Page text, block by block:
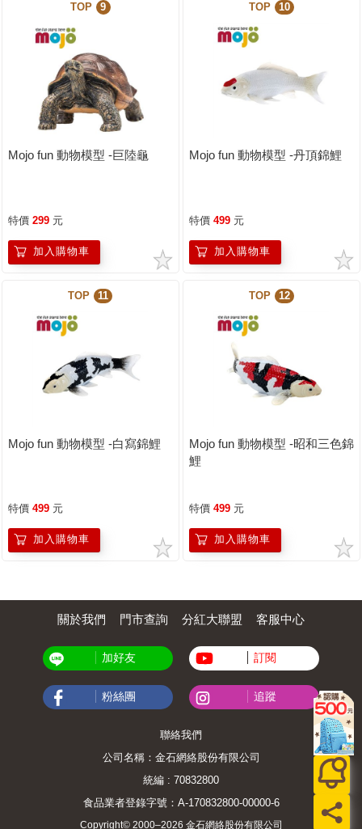
TOP 9
Mojo fun 動物模型 -巨陸龜
特價 299 元
加入購物車
TOP 10
Mojo fun 動物模型 -丹頂錦鯉
特價 499 元
加入購物車
TOP 11
Mojo fun 動物模型 -白寫錦鯉
特價 499 元
加入購物車
TOP 12
Mojo fun 動物模型 -昭和三色錦
鯉
特價 499 元
加入購物車
關於我們 門市查詢 分紅大聯盟 客服中心
加好友 訂閱
粉絲團 追蹤
聯絡我們
公司名稱：金石網絡股份有限公司
統編 : 70832800
食品業者登錄字號：A-170832800-00000-6
Copyright© 2000–2026 金石網絡股份有限公司